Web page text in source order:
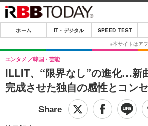
ホーム
IT・デジタル
IT・デジタルTOP
ショッピング
SPEED TEST
エンタメTOP
ホーム IT・デジタル SPEED TEST
ILLIT、“限界なし”の進化…新
完成させた独自の感性とコン
エンタメ 韓国・芸能